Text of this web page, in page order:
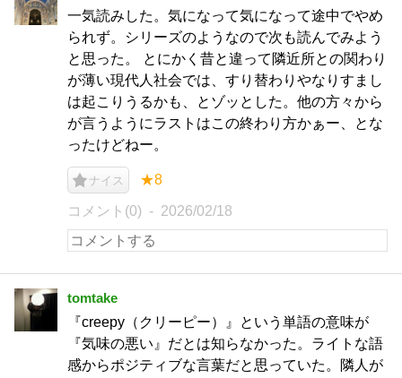
一気読みした。気になって気になって途中でやめ
られず。シリーズのようなので次も読んでみよう
と思った。 とにかく昔と違って隣近所との関わり
が薄い現代人社会では、すり替わりやなりすまし
は起こりうるかも、とゾッとした。他の方々から
が言うようにラストはこの終わり方かぁー、とな
ったけどねー。
ナイス ★8
コメント(0) 2026/02/18
tomtake
『creepy（クリーピー）』という単語の意味が
『気味の悪い』だとは知らなかった。ライトな語
感からポジティブな言葉だと思っていた。隣人が